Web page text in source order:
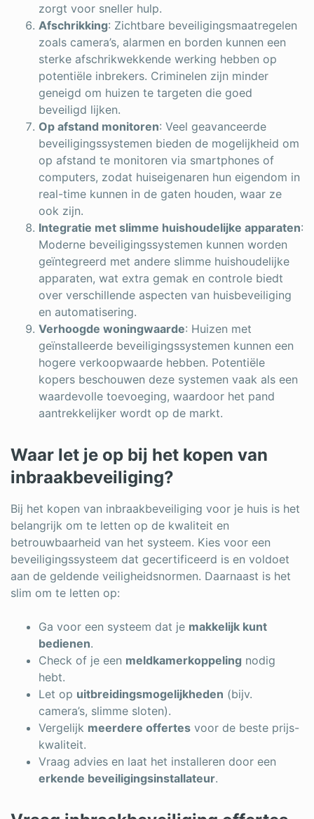
zorgt voor sneller hulp.
Afschrikking: Zichtbare beveiligingsmaatregelen
zoals camera’s, alarmen en borden kunnen een
sterke afschrikwekkende werking hebben op
potentiële inbrekers. Criminelen zijn minder
geneigd om huizen te targeten die goed
beveiligd lijken.
Op afstand monitoren: Veel geavanceerde
beveiligingssystemen bieden de mogelijkheid om
op afstand te monitoren via smartphones of
computers, zodat huiseigenaren hun eigendom in
real-time kunnen in de gaten houden, waar ze
ook zijn.
Integratie met slimme huishoudelijke apparaten:
Moderne beveiligingssystemen kunnen worden
geïntegreerd met andere slimme huishoudelijke
apparaten, wat extra gemak en controle biedt
over verschillende aspecten van huisbeveiliging
en automatisering.
Verhoogde woningwaarde: Huizen met
geïnstalleerde beveiligingssystemen kunnen een
hogere verkoopwaarde hebben. Potentiële
kopers beschouwen deze systemen vaak als een
waardevolle toevoeging, waardoor het pand
aantrekkelijker wordt op de markt.
Waar let je op bij het kopen van
inbraakbeveiliging?
Bij het kopen van inbraakbeveiliging voor je huis is het
belangrijk om te letten op de kwaliteit en
betrouwbaarheid van het systeem. Kies voor een
beveiligingssysteem dat gecertificeerd is en voldoet
aan de geldende veiligheidsnormen. Daarnaast is het
slim om te letten op:
Ga voor een systeem dat je makkelijk kunt
bedienen.
Check of je een meldkamerkoppeling nodig
hebt.
Let op uitbreidingsmogelijkheden (bijv.
camera’s, slimme sloten).
Vergelijk meerdere offertes voor de beste prijs-
kwaliteit.
Vraag advies en laat het installeren door een
erkende beveiligingsinstallateur.